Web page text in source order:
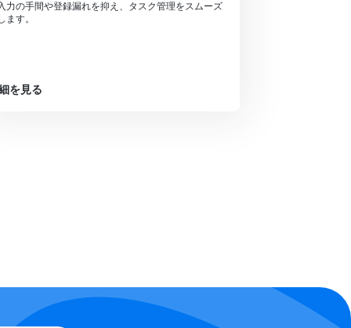
力の手間や登録漏れを抑え、タスク管理をスムーズ
ます。
を見る